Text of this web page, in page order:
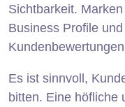
Sichtbarkeit.
Business Profile
Es ist sinnvoll,
bitten. Eine höfliche